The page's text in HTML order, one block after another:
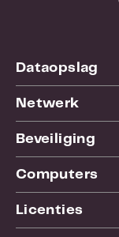
Dataopslag
Netwerk
Beveiliging
Computers
Licenties